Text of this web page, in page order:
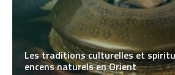
Les traditions culturelles et
encens naturels en Orient